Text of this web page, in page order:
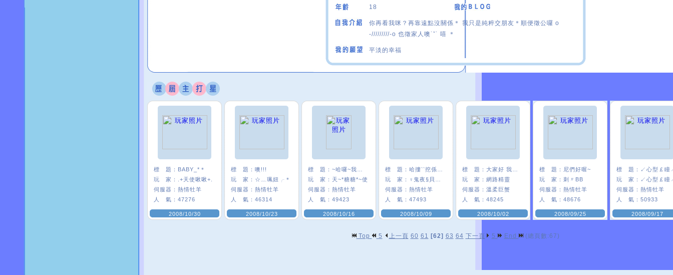
18
你再看我咪？再靠遠點沒關係＊ 我只是純粹交朋友＊順便徵公囉 o
-/////////-o 也徵家人噢˙ˇ˙ 嘻 ＊
平淡的幸福
標 題： BABY_*＊
玩 家：
.+天使啾啾+.
伺服器： 熱情牡羊
人 氣： 47276
2008/10/30
標 題： 噢!!!
玩 家： ☆﹏珮妞╭＊
伺服器： 熱情牡羊
人 氣： 46314
2008/10/23
標 題：
玩 家： 天~*糖糖*~使
伺服器： 熱情牡羊
人 氣： 49423
2008/10/16
標 題：
玩 家：
伺服器： 熱情牡羊
人 氣： 47493
2008/10/09
標 題：
玩 家： 網路精靈
伺服器： 溫柔巨蟹
人 氣： 48245
2008/10/02
標 題：
尼們好喔~
玩 家： 刺〃BB
伺服器： 熱情牡羊
人 氣： 48676
2008/09/25
標 題：
↙心型￡
玩 家：
↙心型￡
伺服器： 熱情牡羊
人 氣： 50933
2008/09/17
Top 5 上一頁 60 61 [62] 63 64 下一頁 5 End (總頁數:67)